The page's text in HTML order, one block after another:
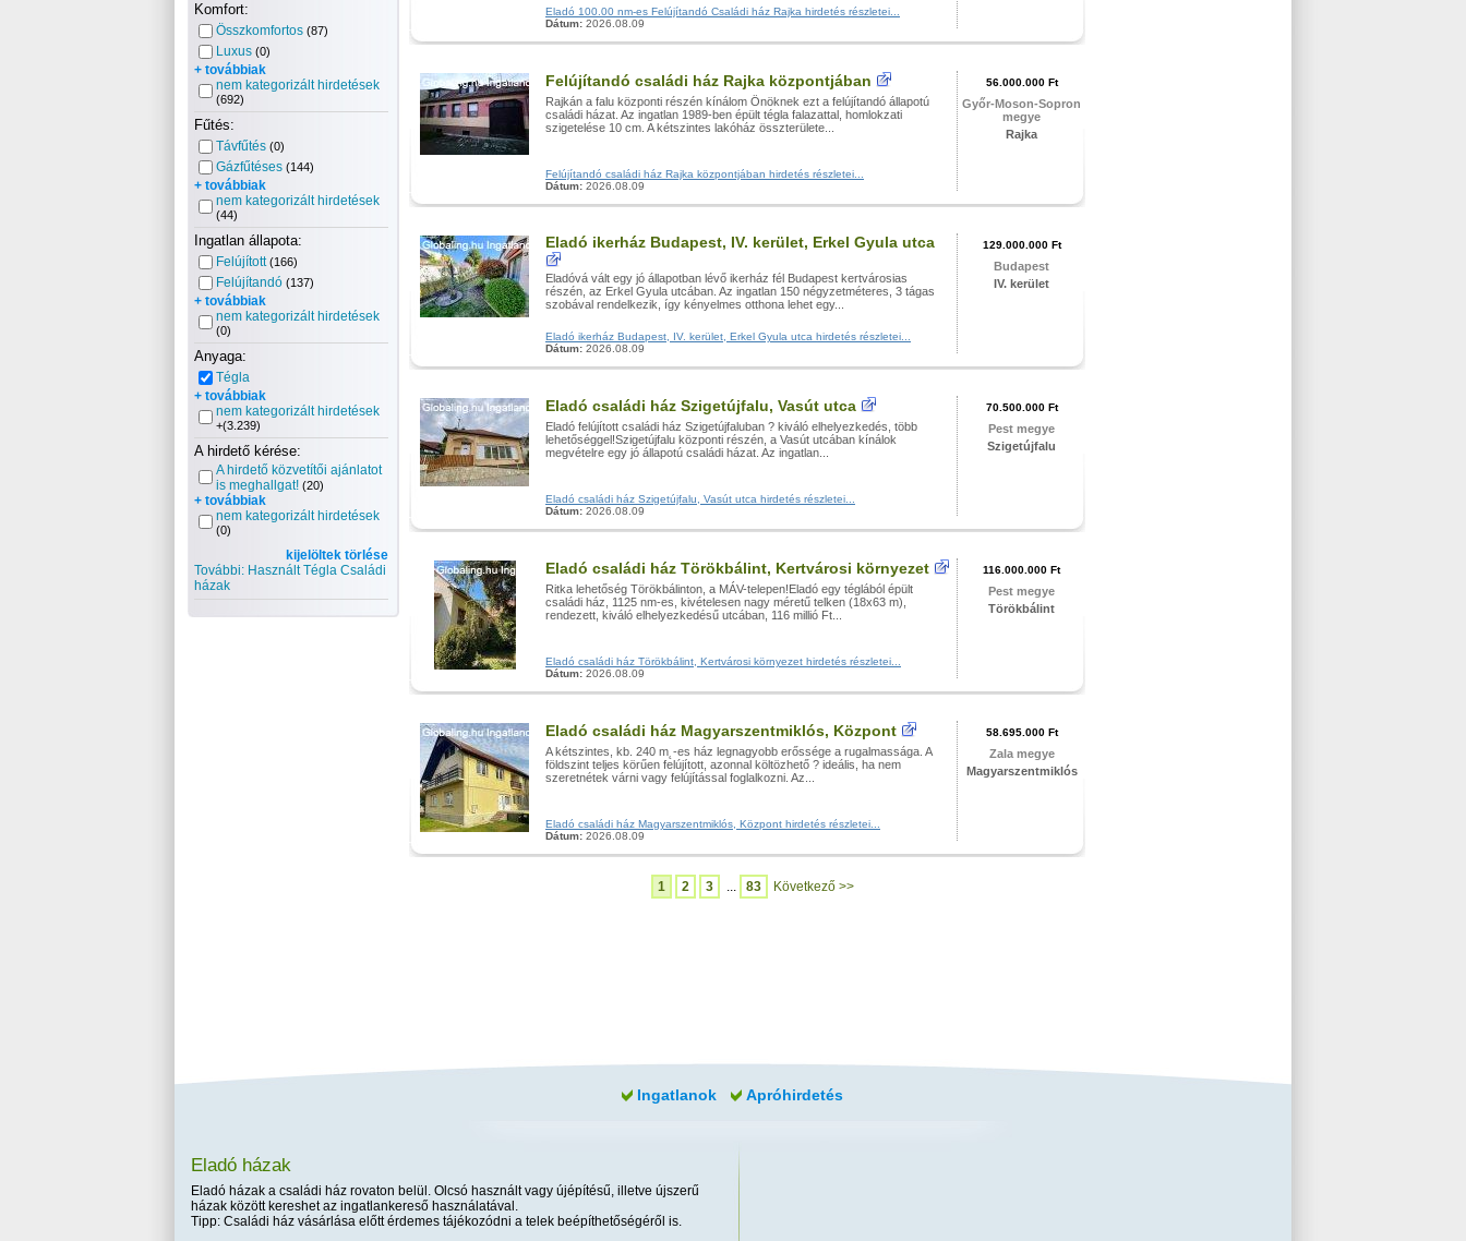
Komfort:
Összkomfortos (87)
Luxus (0)
+ továbbiak
nem kategorizált hirdetések
(692)
Fűtés:
Távfűtés (0)
Gázfűtéses (144)
+ továbbiak
nem kategorizált hirdetések
(44)
Ingatlan állapota:
Felújított (166)
Felújítandó (137)
+ továbbiak
nem kategorizált hirdetések
(0)
Anyaga:
Tégla
+ továbbiak
nem kategorizált hirdetések
+(3.239)
A hirdető kérése:
A hirdető közvetítői ajánlatot
is meghallgat! (20)
+ továbbiak
nem kategorizált hirdetések
(0)
kijelöltek törlése
További: Használt Tégla Családi
házak
Eladó 100.00 nm-es Felújítandó Családi ház Rajka hirdetés részletei...
Dátum: 2026.08.09
Felújítandó családi ház Rajka központjában
Rajkán a falu központi részén kínálom Önöknek ezt a felújítandó állapotú
családi házat. Az ingatlan 1989-ben épült tégla falazattal, homlokzati
szigetelése 10 cm. A kétszintes lakóház összterülete...
Felújítandó családi ház Rajka központjában hirdetés részletei...
Dátum: 2026.08.09
56.000.000 Ft
Győr-Moson-Sopron
megye
Rajka
Eladó ikerház Budapest, IV. kerület, Erkel Gyula utca
Eladóvá vált egy jó állapotban lévő ikerház fél Budapest kertvárosias
részén, az Erkel Gyula utcában. Az ingatlan 150 négyzetméteres, 3 tágas
szobával rendelkezik, így kényelmes otthona lehet egy...
Eladó ikerház Budapest, IV. kerület, Erkel Gyula utca hirdetés részletei...
Dátum: 2026.08.09
129.000.000 Ft
Budapest
IV. kerület
Eladó családi ház Szigetújfalu, Vasút utca
Eladó felújított családi ház Szigetújfaluban ? kiváló elhelyezkedés, több
lehetőséggel!Szigetújfalu központi részén, a Vasút utcában kínálok
megvételre egy jó állapotú családi házat. Az ingatlan...
Eladó családi ház Szigetújfalu, Vasút utca hirdetés részletei...
Dátum: 2026.08.09
70.500.000 Ft
Pest megye
Szigetújfalu
Eladó családi ház Törökbálint, Kertvárosi környezet
Ritka lehetőség Törökbálinton, a MÁV-telepen!Eladó egy téglából épült
családi ház, 1125 nm-es, kivételesen nagy méretű telken (18x63 m),
rendezett, kiváló elhelyezkedésű utcában, 116 millió Ft...
Eladó családi ház Törökbálint, Kertvárosi környezet hirdetés részletei...
Dátum: 2026.08.09
116.000.000 Ft
Pest megye
Törökbálint
Eladó családi ház Magyarszentmiklós, Központ
A kétszintes, kb. 240 m˛-es ház legnagyobb erőssége a rugalmassága. A
földszint teljes körűen felújított, azonnal költözhető ? ideális, ha nem
szeretnétek várni vagy felújítással foglalkozni. Az...
Eladó családi ház Magyarszentmiklós, Központ hirdetés részletei...
Dátum: 2026.08.09
58.695.000 Ft
Zala megye
Magyarszentmiklós
1 2 3 ... 83 Következő >>
Ingatlanok Apróhirdetés
Eladó házak
Eladó házak a családi ház rovaton belül. Olcsó használt vagy újépítésű, illetve újszerű
házak között kereshet az ingatlankereső használatával.
Tipp: Családi ház vásárlása előtt érdemes tájékozódni a telek beépíthetőségéről is.